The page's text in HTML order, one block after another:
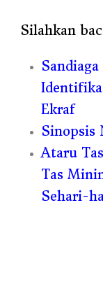
Silahkan
Ekraf
Sinopsis
Ataru
Tas
Sehari-